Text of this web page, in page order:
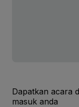
Dapatkan acara
masuk anda